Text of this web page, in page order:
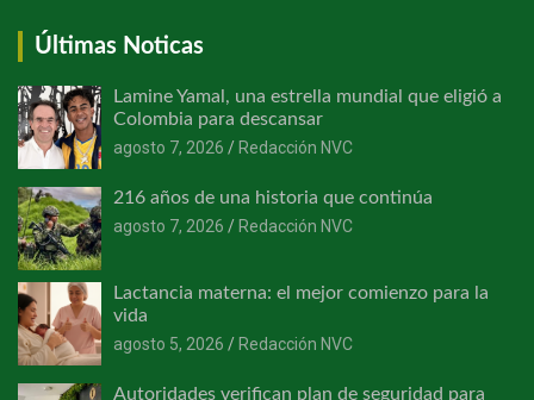
Últimas Noticas
Lamine Yamal, una estrella mundial que eligió a
Colombia para descansar
agosto 7, 2026
Redacción NVC
216 años de una historia que continúa
agosto 7, 2026
Redacción NVC
Lactancia materna: el mejor comienzo para la
vida
agosto 5, 2026
Redacción NVC
Autoridades verifican plan de seguridad para